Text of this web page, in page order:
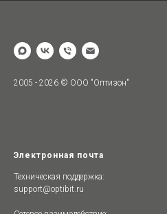
2005 - 2026 © ООО "Оптизон"
Электронная почта
Техническая поддержка:
support@optibit.ru